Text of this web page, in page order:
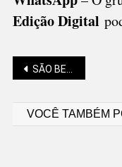
Edição Digital
SÃO BENTO LIDERA OFERTA DE EMPREGOS NA REGIÃO
VOCÊ TAMBÉM